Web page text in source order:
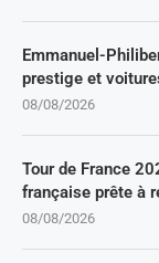
Emmanuel-
prestige et
08/08/2026
Tour de France
française prête à
08/08/2026